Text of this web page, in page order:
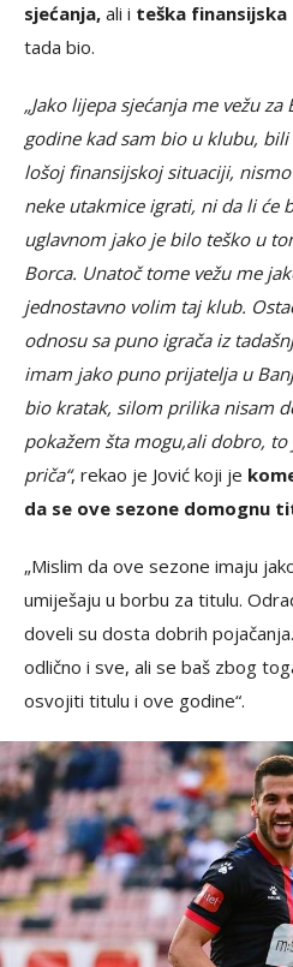
sjećanja, ali i teška
tada bio.
„Jako lijepa sjećanja me vežu
godine kad sam bio u klubu,
lošoj finansijskoj situaciji,
neke utakmice igrati, ni da li će
uglavnom jako je bilo teško u
Borca. Unatoč tome vežu me
jednostavno volim taj klub.
odnosu sa puno igrača iz
imam jako puno prijatelja u
bio kratak, silom prilika nisam
pokažem šta mogu,ali dobro, to
priča“, rekao je Jović koji je
da se ove sezone domognu
„Mislim da ove sezone imaju
umiješaju u borbu za titulu.
doveli su dosta dobrih
odlično i sve, ali se baš zbog
osvojiti titulu i ove godine“.